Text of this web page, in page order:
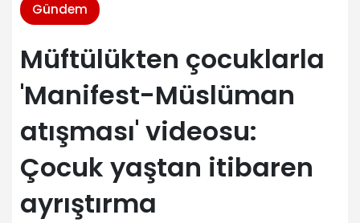
Gündem
Müftülükten çocuklarla
'Manifest-Müslüman
atışması' videosu:
Çocuk yaştan itibaren
ayrıştırma